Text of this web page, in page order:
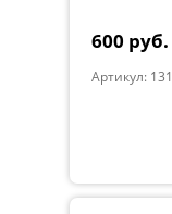
600 руб.
Артикул: